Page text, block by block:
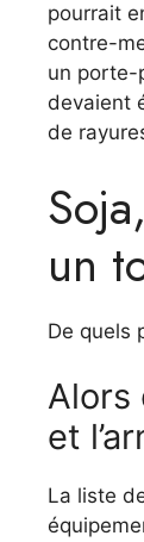
pourrait
contre-
un porte-
devaient
de
un
De quels
Alors
et
La liste